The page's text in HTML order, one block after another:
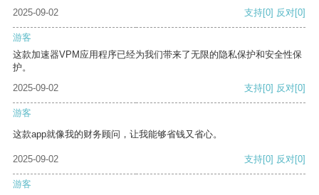
2025-09-02 支持[0] 反对[0]
游客
这款加速器VPM应用程序已经为我们带来了无限的隐私保护和安全性保
护。
2025-09-02
支持[0] 反对[0]
游客
这款app就像我的财务顾问，让我能够省钱又省心。
2025-09-02 支持[0] 反对[0]
游客